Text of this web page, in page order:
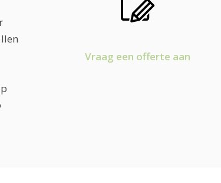
Vraag een offerte aan